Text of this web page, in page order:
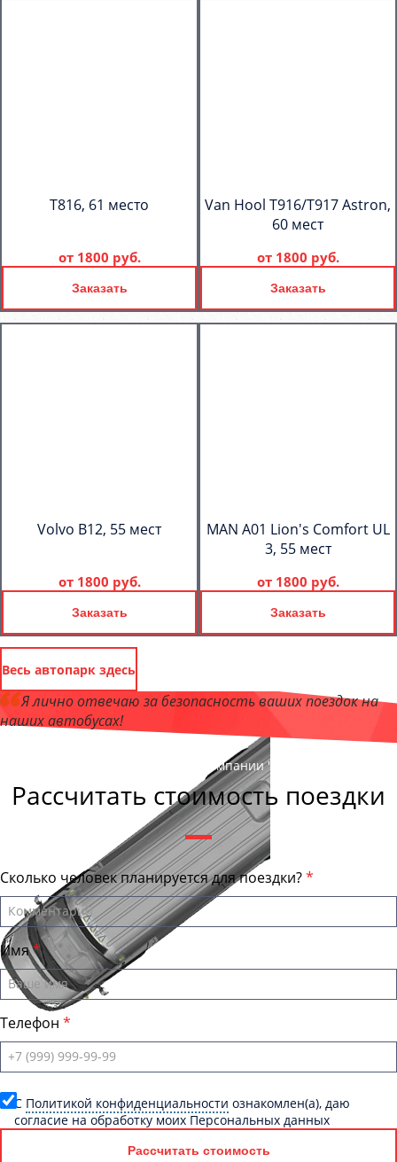
T816, 61 место
от 1800 руб.
Заказать
Van Hool T916/T917 Astron,
60 мест
от 1800 руб.
Заказать
Volvo B12, 55 мест
от 1800 руб.
Заказать
MAN A01 Lion's Comfort UL
3, 55 мест
от 1800 руб.
Заказать
Весь автопарк здесь
Я лично отвечаю за безопасность ваших поездок на
наших автобусах!
, директор компании "КировБас"
Рассчитать стоимость поездки
Сколько человек планируется для поездки?
Имя
Телефон
C Политикой конфиденциальности ознакомлен(а), даю
согласие на обработку моих Персональных данных
Рассчитать стоимость